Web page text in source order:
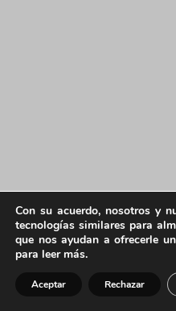
Con su acuerdo, nosotros y
tecnologías similares para
que nos ayudan a ofrecerle
para leer más.
Aceptar Rechazar